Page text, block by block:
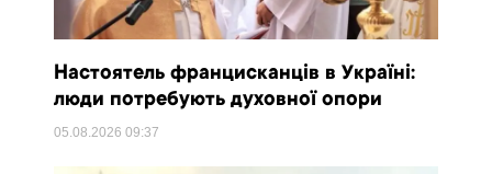
Настоятель францисканців в Україні:
люди потребують духовної опори
05.08.202609:37